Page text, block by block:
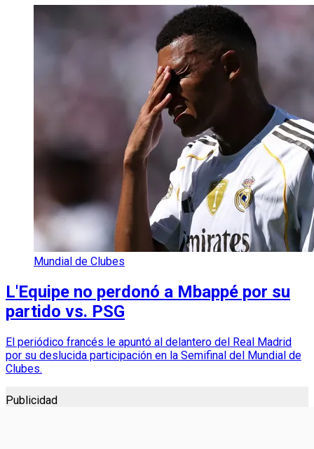
Mundial de Clubes
L'Equipe no perdonó a Mbappé por su
partido vs. PSG
El periódico francés le apuntó al delantero del Real Madrid
por su deslucida participación en la Semifinal del Mundial de
Clubes.
Publicidad